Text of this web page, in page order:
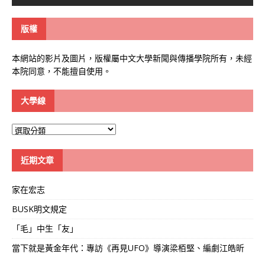
版權
本網站的影片及圖片，版權屬中文大學新聞與傳播學院所有，未經
本院同意，不能擅自使用。
大學線
大
近期文章
家在宏志
BUSK明文規定
「毛」中生「友」
當下就是黃金年代：專訪《再見UFO》導演梁栢堅、編劇江皓昕